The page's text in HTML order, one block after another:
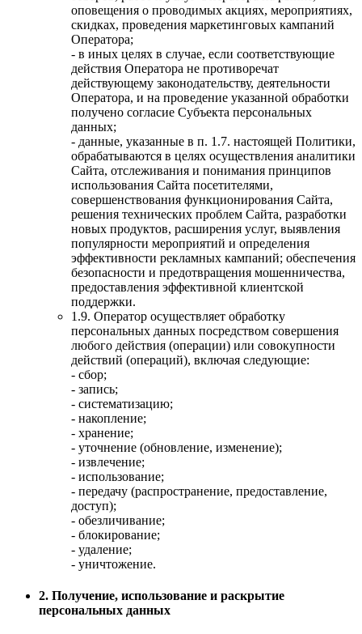
оповещения о проводимых акциях, мероприятиях,
скидках, проведения маркетинговых кампаний
Оператора;
- в иных целях в случае, если соответствующие
действия Оператора не противоречат
действующему законодательству, деятельности
Оператора, и на проведение указанной обработки
получено согласие Субъекта персональных
данных;
- данные, указанные в п. 1.7. настоящей Политики,
обрабатываются в целях осуществления аналитики
Сайта, отслеживания и понимания принципов
использования Сайта посетителями,
совершенствования функционирования Сайта,
решения технических проблем Сайта, разработки
новых продуктов, расширения услуг, выявления
популярности мероприятий и определения
эффективности рекламных кампаний; обеспечения
безопасности и предотвращения мошенничества,
предоставления эффективной клиентской
поддержки.
1.9. Оператор осуществляет обработку
персональных данных посредством совершения
любого действия (операции) или совокупности
действий (операций), включая следующие:
- сбор;
- запись;
- систематизацию;
- накопление;
- хранение;
- уточнение (обновление, изменение);
- извлечение;
- использование;
- передачу (распространение, предоставление,
доступ);
- обезличивание;
- блокирование;
- удаление;
- уничтожение.
2. Получение, использование и раскрытие
персональных данных